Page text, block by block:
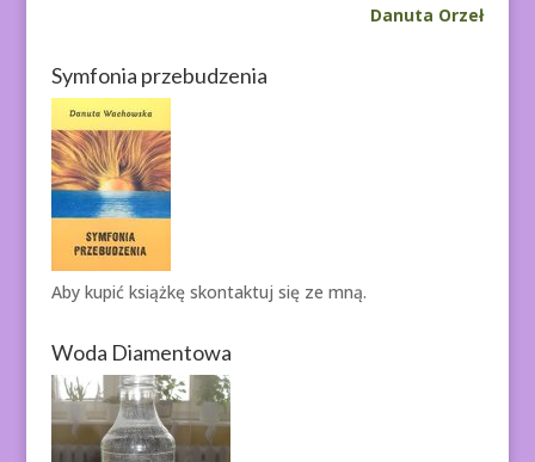
Danuta Orzeł
Symfonia przebudzenia
Aby kupić książkę skontaktuj się ze mną.
Woda Diamentowa